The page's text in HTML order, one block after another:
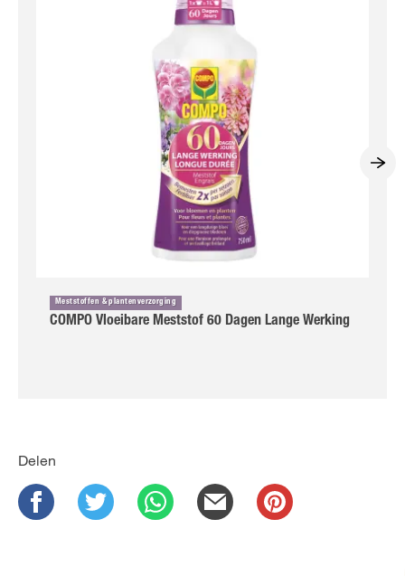
Meststoffen & plantenverzorging
COMPO Vloeibare Meststof 60 Dagen Lange Werking
Delen